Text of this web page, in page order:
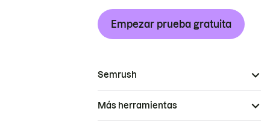
Empezar prueba gratuita
Semrush
Más herramientas